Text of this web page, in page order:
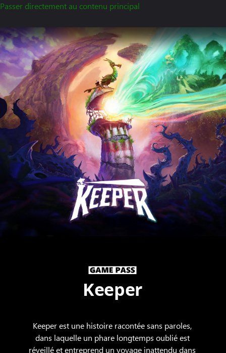
Passer directement au contenu principal
Keeper
Keeper est une histoire racontée sans paroles,
dans laquelle un phare longtemps oublié est
réveillé et entreprend un voyage inattendu dans